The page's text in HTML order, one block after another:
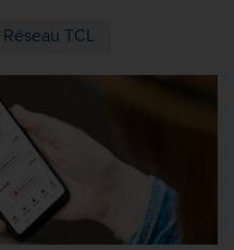
Réseau TCL